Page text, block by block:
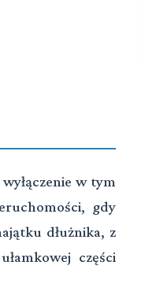
w tym
gdy
dłużnika, z
części